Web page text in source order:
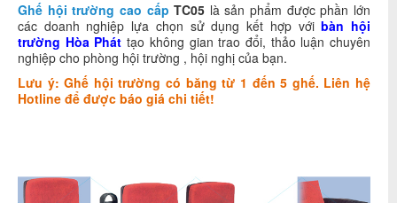
Ghế hội trường cao cấp TC05 là sản phẩm được phần lớn
các doanh nghiệp lựa chọn sử dụng kết hợp vớibàn hội
trường Hòa Phát tạo không gian trao đổi, thảo luận chuyên
nghiệp cho phòng hội trường , hội nghị của bạn.
Lưu ý: Ghế hội trường có băng từ 1 đến 5 ghế. Liên hệ
Hotline để được báo giá chi tiết!